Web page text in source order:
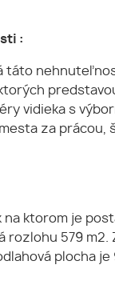
:
táto
vidieka s
za prácou,
na ktorom je
rozlohu 579 m2.
plocha je